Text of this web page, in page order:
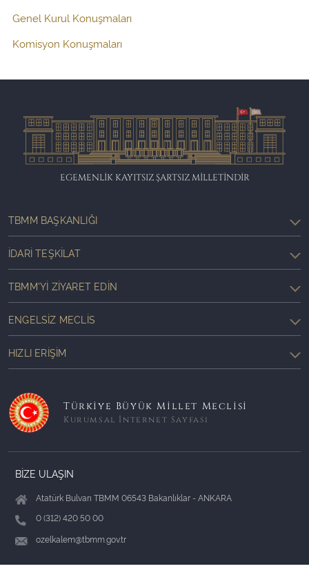
Genel Kurul Konuşmaları
Komisyon Konuşmaları
EGEMENLİK KAYITSIZ ŞARTSIZ MİLLETİNDİR
TBMM BAŞKANLIĞI
İDARI TEŞKILAT
TBMM'YI ZIYARET EDIN
ENGELSIZ MECLIS
HIZLI ERIŞIM
Türkiye Büyük Millet Meclisi
Kurumsal İnternet Sayfası
BİZE ULAŞIN
Atatürk Bulvarı TBMM 06543 Bakanlıklar - ANKARA
0 (312) 420 50 00
ozelkalem@tbmm.gov.tr